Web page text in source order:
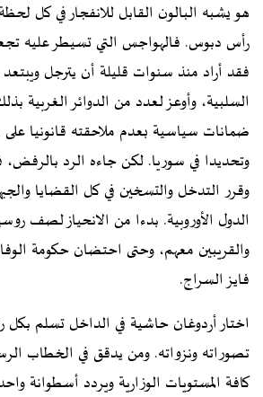
هو يشبه البالون القابل للانفجار في كل
رأس دبوس. فالهواجس التي تسيطر عليه
فقد أراد منذ سنوات قليلة أن يترجل
السلبية، وأوعز لعدد من الدوائر الغربية
ضمانات سياسية بعدم ملاحقته قانونيا على
وتحديدا في سوريا. لكن جاءه الرد بالرفض،
وقرر التدخل والتسخين في كل القضايا
الدول الأوروبية. بدءا من الانحياز لصف
والقريبين معهم، وحتى احتضان حكومة
فايز السراج.
اختار أردوغان حاشية في الداخل تسلم بكل
تصوراته ونزواته. ومن يدقق في الخطاب
كافة المستويات الوزارية ويردد أسطوانة